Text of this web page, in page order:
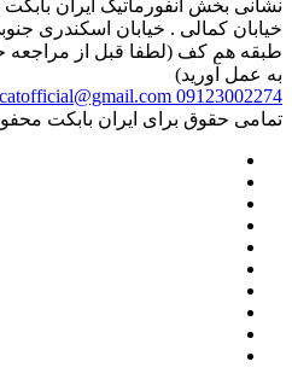
نشانی بخش انفورماتیک ایران
طبقه هم کف (لطفا قبل از مراجعه
به عمل آورید)
09123002274
تمامی حقوق برای ایران بابکت